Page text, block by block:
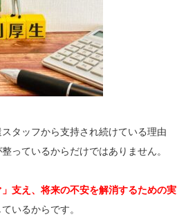
タッフから支持され続けている理由
っているからだけではありません。
支え、将来の不安を解消するための実
ているからです。